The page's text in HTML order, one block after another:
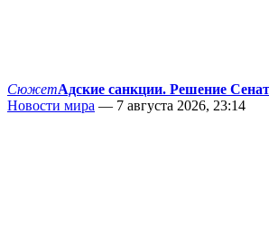
СюжетАдские санкции. Решение
Новости мира — 7 августа 2026, 23:14